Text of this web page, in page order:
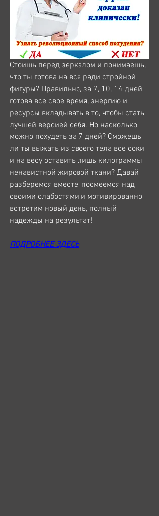
Стоишь перед зеркалом и понимаешь,
что ты готова на все ради стройной
фигуры? Правильно, за 7, 10, 14 дней
готова все свое время, энергию и
ресурсы вкладывать в то, чтобы стать
лучшей версией себя. Но насколько
можно похудеть за 7 дней? Сможешь
ли ты выжать из своего тела все соки
и на весу оставить лишь килограммы
ненавистной жировой ткани? Давай
разберемся вместе, посмеемся над
своими слабостями и мотивированно
встретим новый день, полный
надежды на результат!
ПОДРОБНЕЕ ЗДЕСЬ